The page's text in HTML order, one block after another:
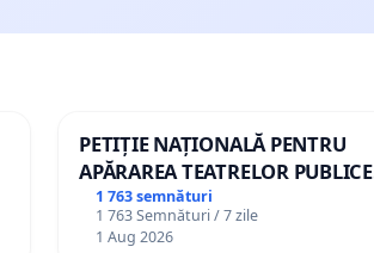
PETIȚIE NAȚIONALĂ PENTRU
APĂRAREA TEATRELOR PUBLICE
DE REPERTORIU DIN ROMÂNIA
1 763 semnături
1 763 Semnături / 7 zile
1 Aug 2026